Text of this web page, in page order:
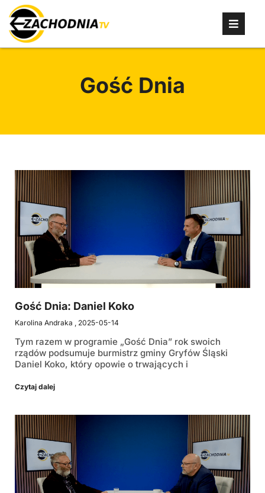
Gość Dnia
Gość Dnia: Daniel Koko
Karolina Andraka 2025-05-14
Tym razem w programie „Gość Dnia” rok swoich
rządów podsumuje burmistrz gminy Gryfów Śląski
Daniel Koko, który opowie o trwających i
Czytaj dalej